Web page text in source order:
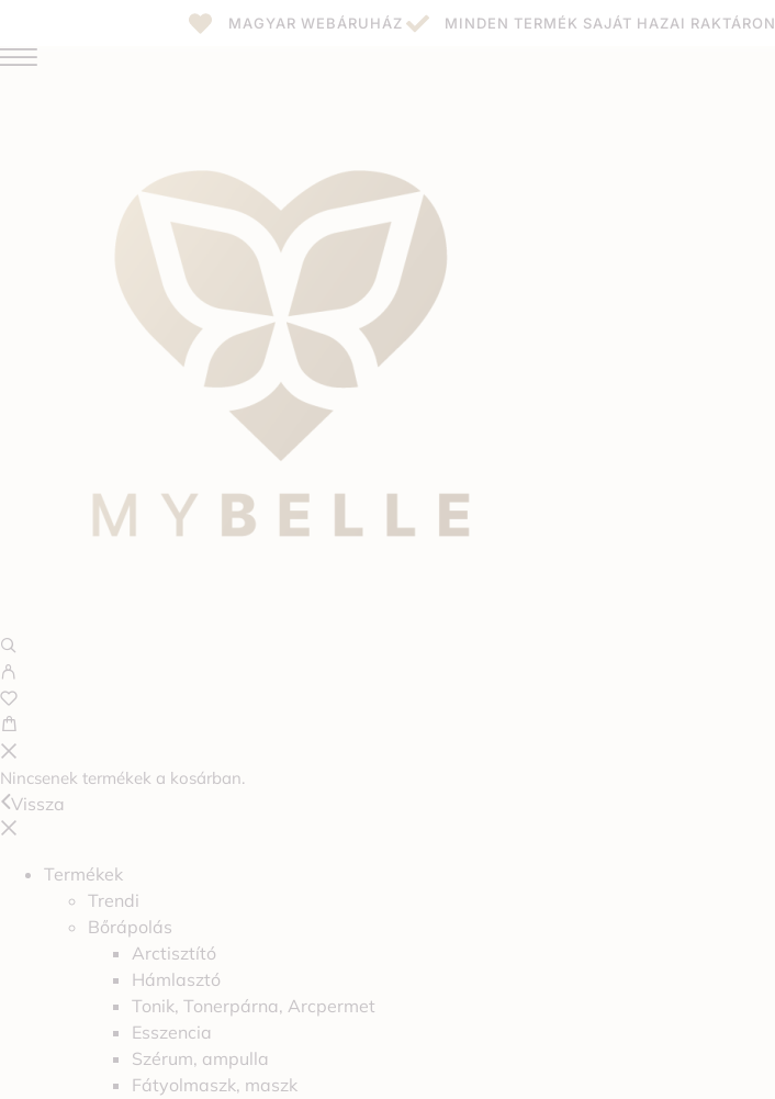
MAGYAR WEBÁRUHÁZ MINDEN TERMÉK SAJÁT HAZAI RAKTÁRON
Nincsenek termékek a kosárban.
Vissza
Termékek
Trendi
Bőrápolás
Arctisztító
Hámlasztó
Tonik, Tonerpárna, Arcpermet
Esszencia
Szérum, ampulla
Fátyolmaszk, maszk